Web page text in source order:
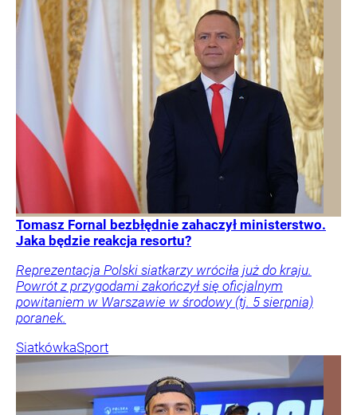
Tomasz Fornal bezbłędnie zahaczył ministerstwo.
Jaka będzie reakcja resortu?
Reprezentacja Polski siatkarzy wróciła już do kraju.
Powrót z przygodami zakończył się oficjalnym
powitaniem w Warszawie w środowy (tj. 5 sierpnia)
poranek.
SiatkówkaSport